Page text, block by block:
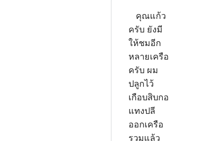
คุณแก้ว
ครับ ยังมี
ให้ชมอีก
หลายเครือ
ครับ ผม
ปลูกไว้
เกือบสิบกอ
แทงปลี
ออกเครือ
รวมแล้ว